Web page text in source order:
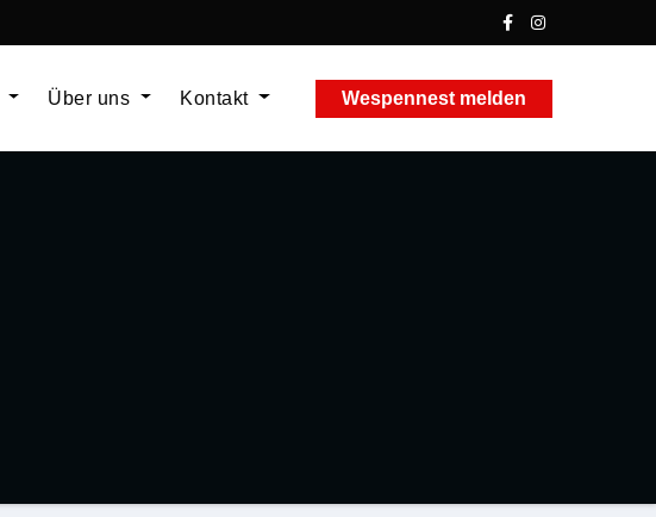
Über uns Kontakt Wespennest melden